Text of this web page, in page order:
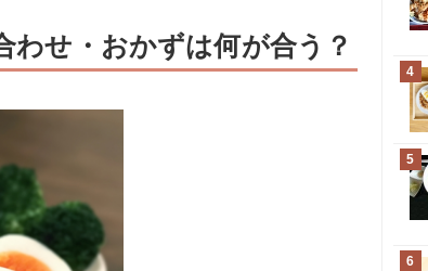
わせ・おかずは何が合う？
4
5
6